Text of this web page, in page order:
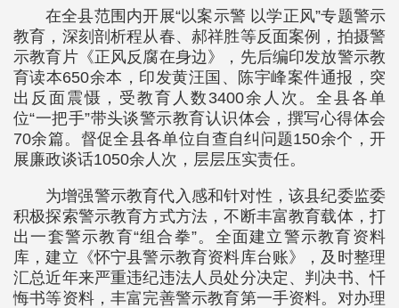
在全县范围内开展“以案示警 以学正风”专题警示
教育，深刻剖析程从春、郝祥胜等反面案例，拍摄警
示教育片《正风反腐在身边》，先后编印发放警示教
育读本650余本，印发黄汪国、陈宇峰案件通报，突
出反面震慑，受教育人数3400余人次。全县各单
位“一把手”带头谈警示教育认识体会，撰写心得体会
70余篇。督促全县各单位自查自纠问题150余个，开
展廉政谈话1050余人次，层层压实责任。
为增强警示教育代入感和针对性，该县纪委监委
积极探索警示教育方式方法，不断丰富教育载体，打
出一套警示教育“组合拳”。全面建立警示教育资料
库，建立《怀宁县警示教育资料库台账》，及时整理
汇总近年来严重违纪违法人员处分决定、判决书、忏
悔书等资料，丰富完善警示教育第一手资料。对办理